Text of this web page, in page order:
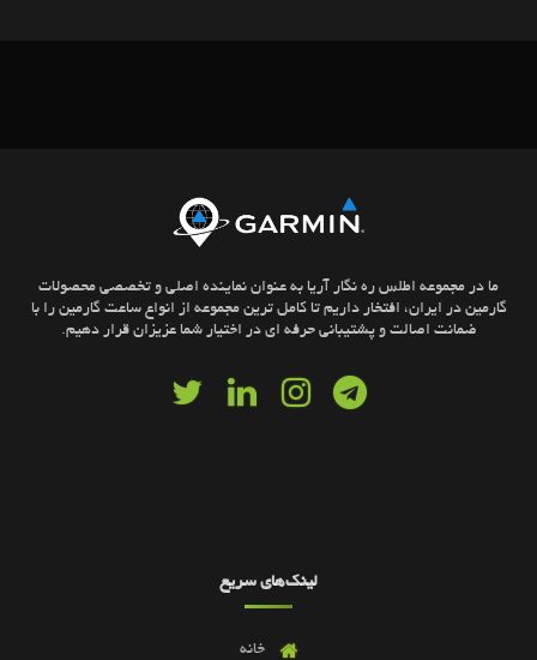
ما در مجموعه اطلس ره نگار آریا به عنوان نماینده اصلی و تخصصی محصولات
گارمین در ایران، افتخار داریم تا کامل ترین مجموعه از انواع ساعت گارمین را با
ضمانت اصالت و پشتیبانی حرفه ای در اختیار شما عزیزان قرار دهیم.
لینک‌های سریع
خانه